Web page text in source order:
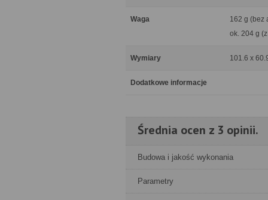
Waga
162 g (bez
ok. 204 g
Wymiary 101.6 x
Dodatkowe informacje
Średnia ocen z 3 opinii.
Budowa i jakość wykonania
Parametry